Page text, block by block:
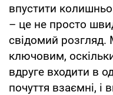
впустити
– це не просто
свідомий розгляд.
ключовим,
вдруге входити в
почуття взаємні, і